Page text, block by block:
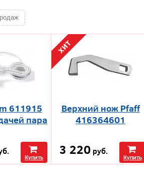
611915
пара
Купить
Верхний нож Pfaff
416364601
3 220 руб.
Купить